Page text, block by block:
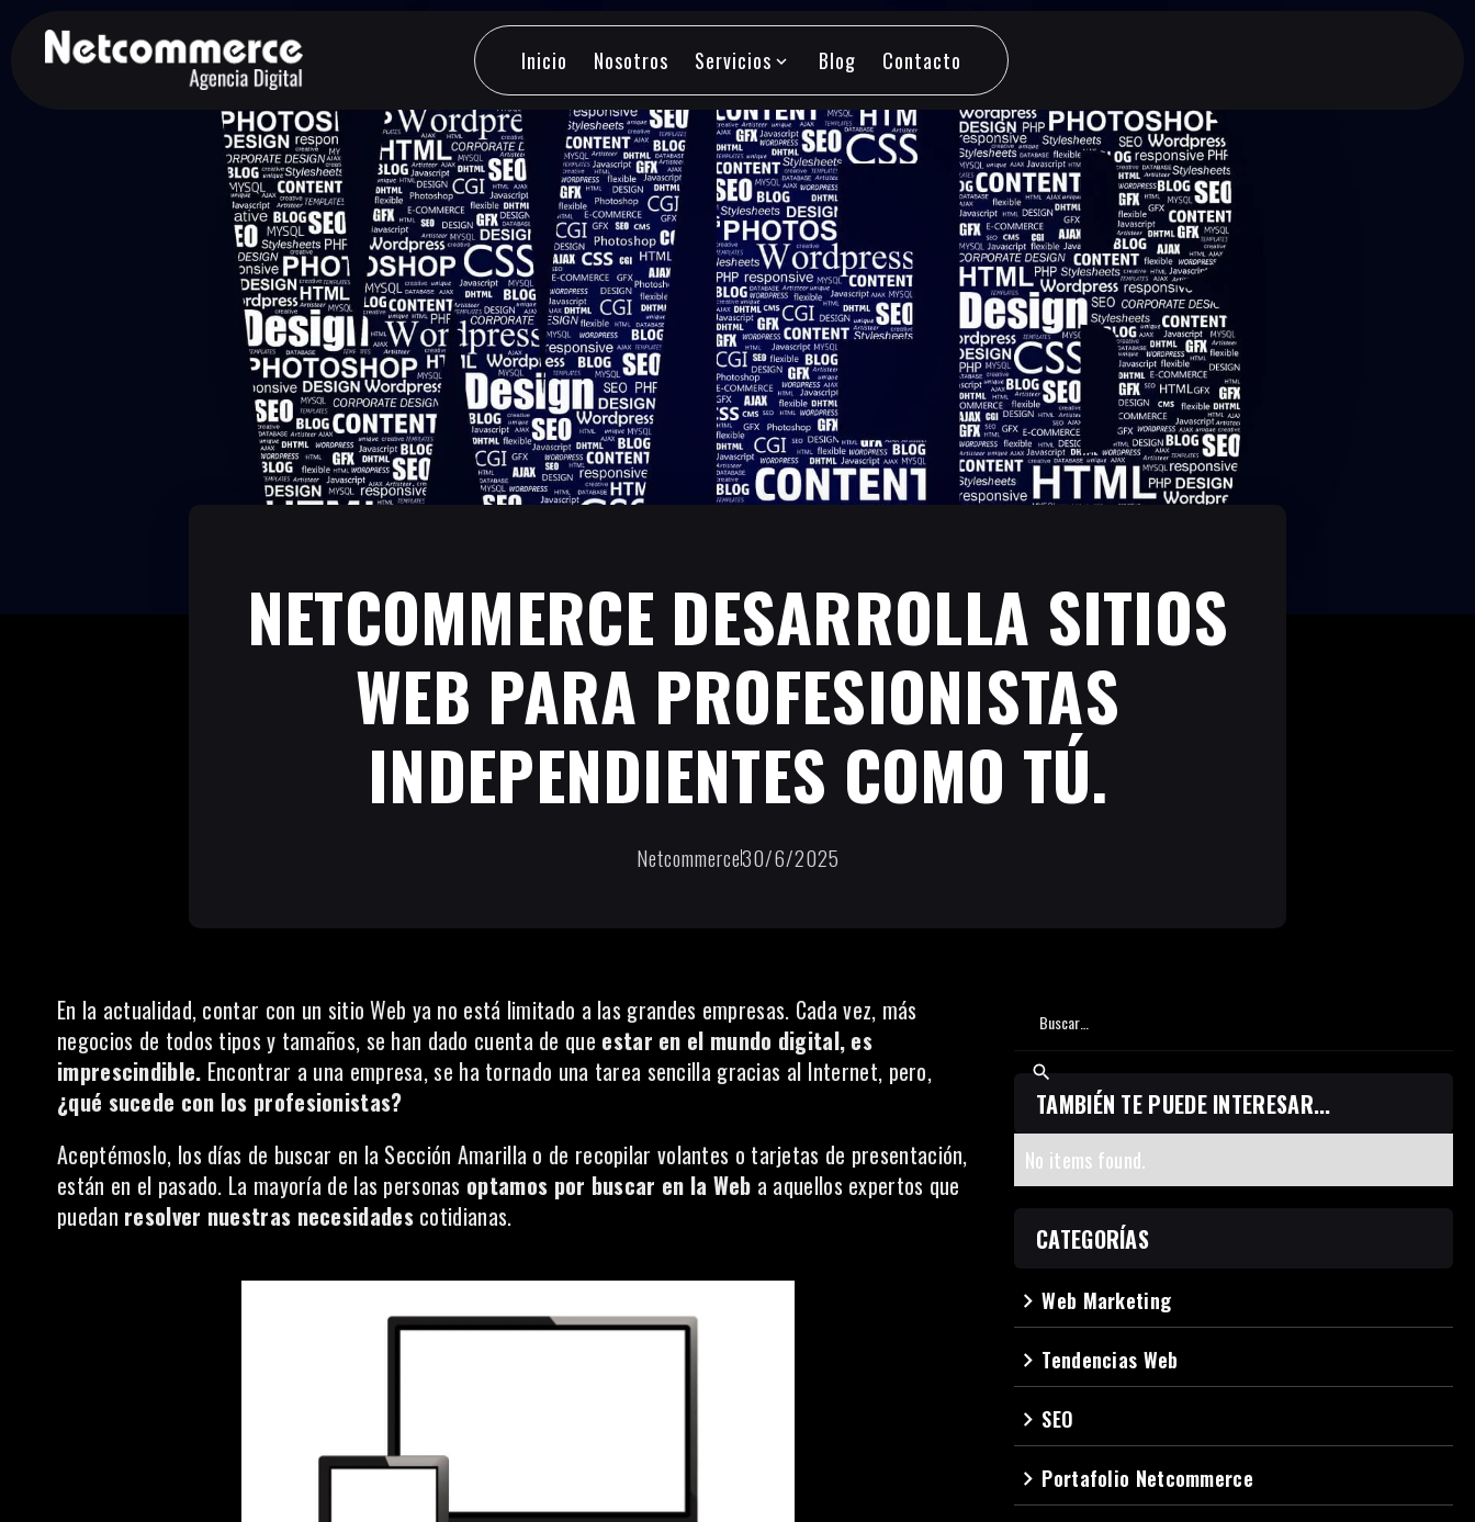
Inicio
Nosotros
Servicios expand_more
Blog
Contacto
NETCOMMERCE DESARROLLA SITIOS
WEB PARA PROFESIONISTAS
INDEPENDIENTES COMO TÚ.
Netcommerce30/6/2025
En la actualidad, contar con un sitio Web ya no está limitado a las grandes empresas. Cada vez, más
negocios de todos tipos y tamaños, se han dado cuenta de que estar en el mundo digital, es
imprescindible. Encontrar a una empresa, se ha tornado una tarea sencilla gracias al Internet, pero,
¿qué sucede con los profesionistas?
Aceptémoslo, los días de buscar en la Sección Amarilla o de recopilar volantes o tarjetas de presentación,
están en el pasado. La mayoría de las personas optamos por buscar en la Web a aquellos expertos que
puedan resolver nuestras necesidadescotidianas.
TAMBIÉN TE PUEDE INTERESAR...
No items found.
CATEGORÍAS
navigate_nextWeb Marketing
navigate_next Tendencias Web
navigate_next SEO
navigate_next Portafolio Netcommerce